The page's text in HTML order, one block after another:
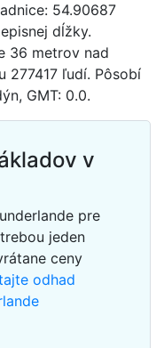
54.90687
dĺžky.
36 metrov nad
277417 ľudí. Pôsobí
GMT: 0.0.
v
pre
jeden
ceny
odhad